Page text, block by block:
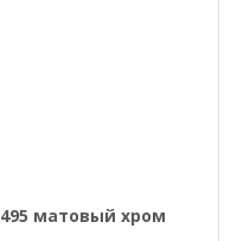
матовый хром